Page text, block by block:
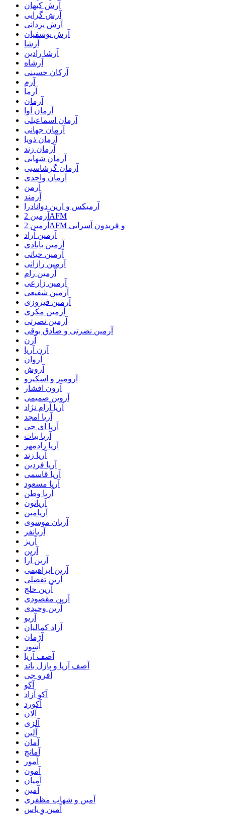
آرش کیهان
آرش گرایی
آرش یزدانی
آرش یوسفیان
آرشا
آرشا رادین
آرشاه
آرکان حسینی
آرم
آرما
آرمان
آرمان آوا
آرمان اسماعیلی
آرمان جهانی
آرمان ذویا
آرمان زند
آرمان شهابی
آرمان گرشاسبی
آرمان واحدی
آرمن
آرمند
آرمیکس و ارین دوانادرا
آرمین 2AFM
آرمین 2AFM و فریدون آسرایی
آرمین آراد
آرمین بابادی
آرمین حیاتی
آرمین رازانی
آرمین رام
آرمین زارعی
آرمین شفیعی
آرمین فیروزی
آرمین مکری
آرمین نصرتی
آرمین نصرتی و صادق بوقی
آرن
آرن آریا
آروان
آروش
آرومیر و اسکیزو
آرون افشار
آروین صمیمی
آریا آرام نژاد
آریا امجد
آریا ای جی
آریا بیات
آریا رادمهر
آریا زند
آریا فردین
آریا قاسمی
آریا مسعود
آریا وطن
آریاتون
آریامین
آریان موسوی
آریانفر
آریز
آرین
آرین آرا
آرین ابراهیمی
آرین تفضلی
آرین خلج
آرین مقصودی
آرین وحیدی
آریو
آزاد کمالیان
آژمان
آشور
آصف آریا
آصف آریا و پازل باند
آفرو جی
آکو
آکو آزاد
آکورد
آلان
آلزی
آلین
آمان
آمانج
آمور
آمون
آمیان
آمین
آمین و شهاب مظفری
آمین و یاس